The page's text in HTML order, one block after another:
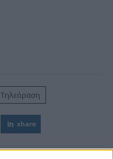
Τηλεόραση
share